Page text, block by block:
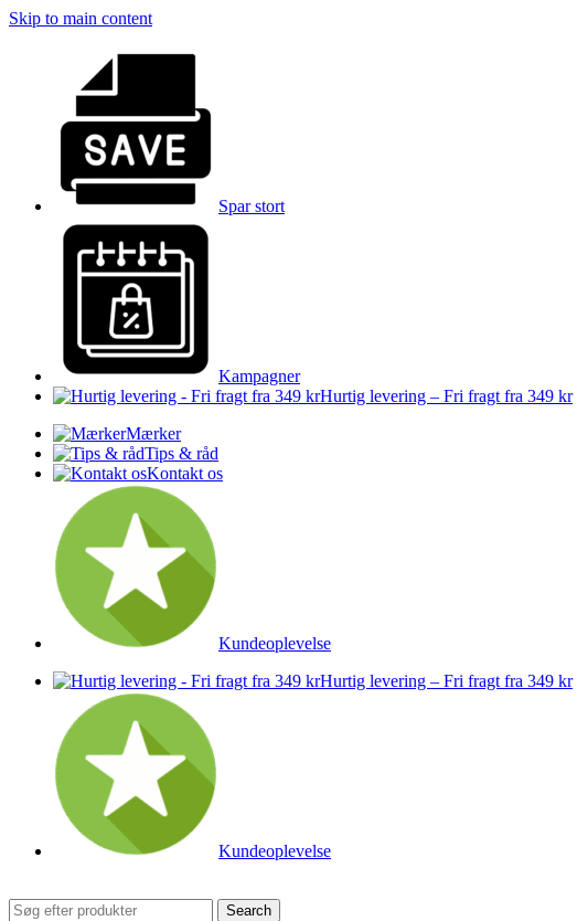
Skip to main content
Spar stort
Kampagner
Hurtig levering – Fri fragt fra 349 kr
Mærker
Tips & råd
Kontakt os
Kundeoplevelse
Hurtig levering – Fri fragt fra 349 kr
Kundeoplevelse
Search